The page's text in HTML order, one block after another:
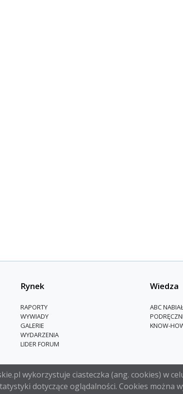
Rynek
RAPORTY
WYWIADY
GALERIE
WYDARZENIA
LIDER FORUM
Wiedza
ABC
KNOW-
wykorzystuje ciasteczka (ang. cookies) w
dotyczące oglądalności. Cookies można